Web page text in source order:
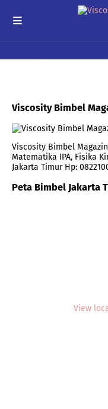
Viscosity Bimbel
Viscosity Bimbel
Matematika IPA, Fisika
Jakarta Timur Hp:
Peta Bimbel Jakarta
View